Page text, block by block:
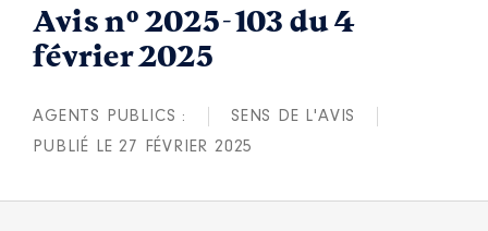
Avis n° 2025-103 du 4
février 2025
AGENTS PUBLICS :
SENS DE L'AVIS
PUBLIÉ LE 27 FÉVRIER 2025